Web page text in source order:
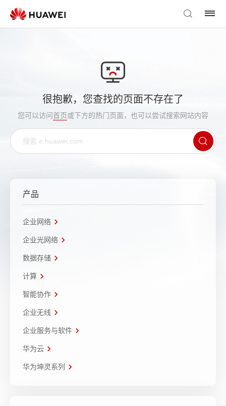
很抱歉，您查找的页面不存在了
您可以访问首页或下方的热门页面，也可以尝试搜索网站内容
产品
企业网络
企业光网络
数据存储
计算
智能协作
企业无线
企业服务与软件
华为云
华为坤灵系列